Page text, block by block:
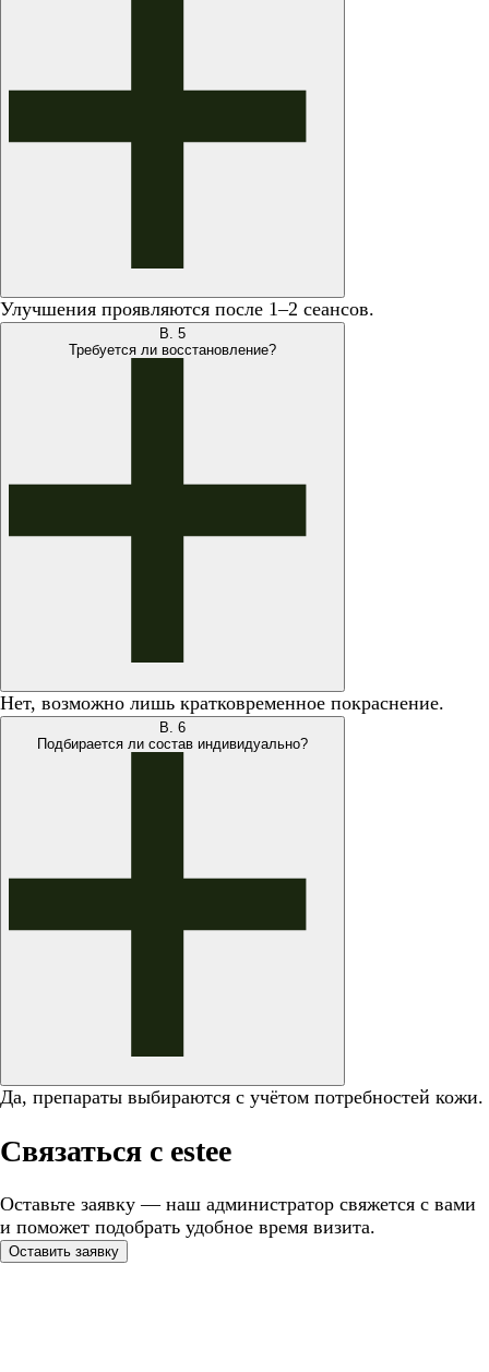
Улучшения проявляются после 1–2 сеансов.
В. 5
Требуется ли восстановление?
Нет, возможно лишь кратковременное покраснение.
В. 6
Подбирается ли состав индивидуально?
Да, препараты выбираются с учётом потребностей кожи.
Связаться с estee
Оставьте заявку — наш администратор свяжется с вами
и поможет подобрать удобное время визита.
Оставить заявку